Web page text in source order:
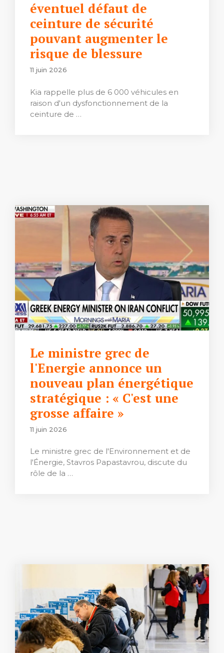
éventuel défaut de
ceinture de sécurité
pouvant augmenter le
risque de blessure
11 juin 2026
Kia rappelle plus de 6 000 véhicules en
raison d'un dysfonctionnement de la
ceinture de …
Le ministre grec de
l'Energie annonce un
nouveau plan énergétique
stratégique : « C'est une
grosse affaire »
11 juin 2026
Le ministre grec de l'Environnement et de
l'Énergie, Stavros Papastavrou, discute du
rôle de la …